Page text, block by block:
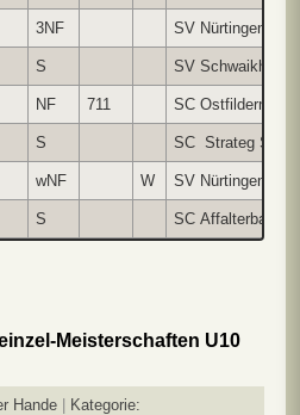
3NF SV Nürtingen
S SV Schwaikheim
NF 711 SC Ostfildern
S SC Strateg
wNF W SV Nürtingen
S SC Affalterbach
Meisterschaften U10
Hande
Kategorie: